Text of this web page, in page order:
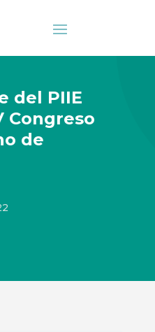
del PIIE
Congreso
de